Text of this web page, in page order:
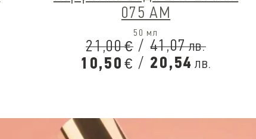
075 AM
50 мл
21,00€ / 41,07лв.
10,50 € / 20,54 лв.